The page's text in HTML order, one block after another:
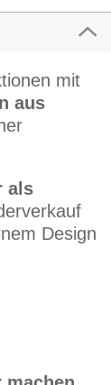
mit
aus
als
Design